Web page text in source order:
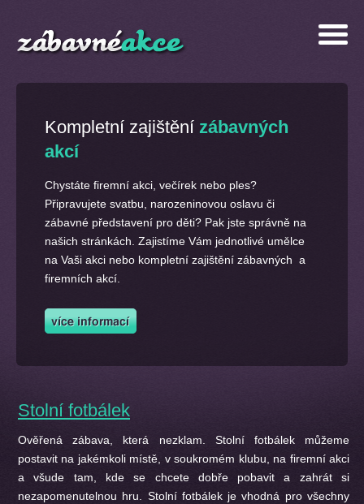
Kompletní zajištění zábavných
akcí
Chystáte firemní akci, večírek nebo ples?
Připravujete svatbu, narozeninovou oslavu či
zábavné představení pro děti? Pak jste správně na
našich stránkách. Zajistíme Vám jednotlivé umělce
na Vaši akci nebo kompletní zajištění zábavných a
firemních akcí.
Stolní fotbálek
Ověřená zábava, která nezklam. Stolní fotbálek můžeme
postavit na jakémkoli místě, v soukromém klubu, na firemní akci
a všude tam, kde se chcete dobře pobavit a zahrát si
nezapomenutelnou hru. Stolní fotbálek je vhodná pro všechny